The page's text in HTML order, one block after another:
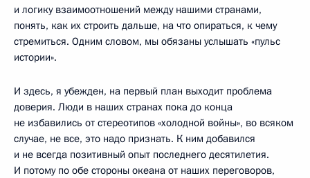
и логику взаимоотношений между нашими странами,
понять, как их строить дальше, на что опираться, к чему
стремиться. Одним словом, мы обязаны услышать «пульс
истории».
И здесь, я убежден, на первый план выходит проблема
доверия. Люди в наших странах пока до конца
не избавились от стереотипов «холодной войны», во всяком
случае, не все, это надо признать. К ним добавился
и не всегда позитивный опыт последнего десятилетия.
И потому по обе стороны океана от наших переговоров,